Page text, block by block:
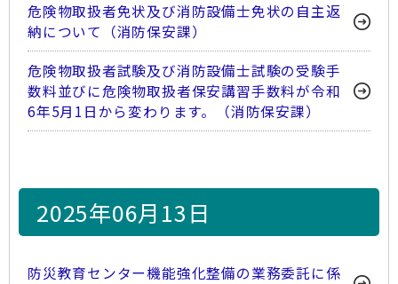
危険物取扱者免状及び消防設備士免状の自主返
納について（消防保安課）
危険物取扱者試験及び消防設備士試験の受験手
数料並びに危険物取扱者保安講習手数料が令和
6年5月1日から変わります。（消防保安課）
2025年06月13日
防災教育センター機能強化整備の業務委託に係